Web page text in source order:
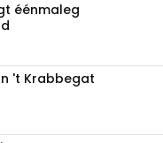
éénmaleg
't Krabbegat